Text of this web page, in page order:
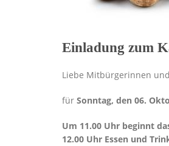
Einladung zum
Liebe Mitbürgerinnen
für Sonntag, den 06.
Um 11.00 Uhr beginnt
12.00 Uhr Essen und